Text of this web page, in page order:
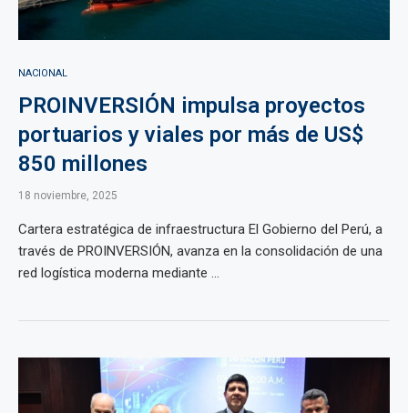
NACIONAL
PROINVERSIÓN impulsa proyectos
portuarios y viales por más de US$
850 millones
18 noviembre, 2025
Cartera estratégica de infraestructura El Gobierno del Perú, a
través de PROINVERSIÓN, avanza en la consolidación de una
red logística moderna mediante ...